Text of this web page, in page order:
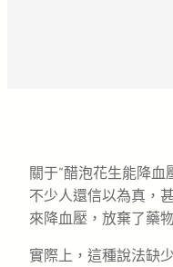
關于“醋泡花生能降血
不少人還信以為真，
來降血壓，放棄了藥
實際上，這種說法缺